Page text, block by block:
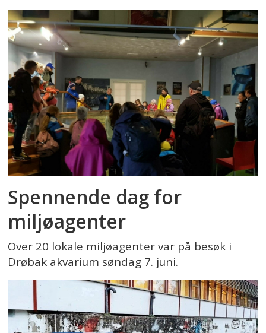
Spennende dag for
miljøagenter
Over 20 lokale miljøagenter var på besøk i
Drøbak akvarium søndag 7. juni.